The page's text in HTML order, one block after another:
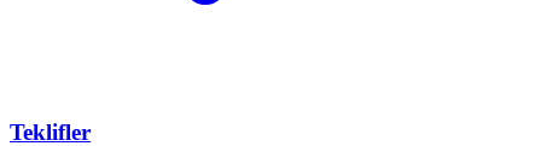
Teklifler